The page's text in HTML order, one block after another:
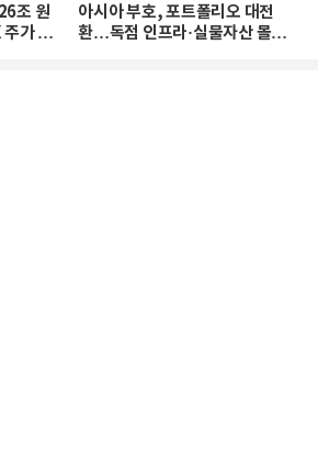
조 원
가 하
아시아 부호, 포트폴리오 대전
환…독점 인프라·실물자산 몰린